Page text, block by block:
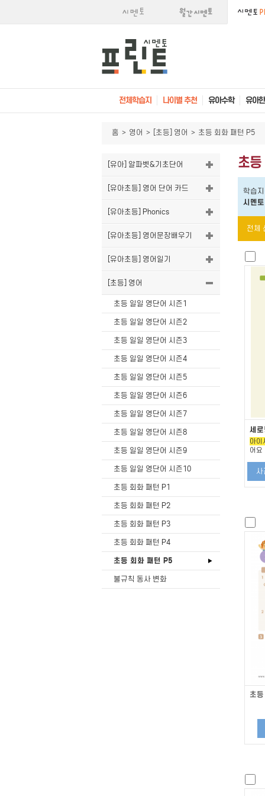
전체학습지 나이별 추천 유아수학 유아
홈 > 영어 > [초등] 영어 > 초등 회화 패턴 P5
[유아] 알파벳&기초단어
[유아초등] 영어 단어 카드
[유아초등] Phonics
[유아초등] 영어문장배우기
[유아초등] 영어일기
[초등] 영어
초등 일일 영단어 시즌1
초등 일일 영단어 시즌2
초등 일일 영단어 시즌3
초등 일일 영단어 시즌4
초등 일일 영단어 시즌5
초등 일일 영단어 시즌6
초등 일일 영단어 시즌7
초등 일일 영단어 시즌8
초등 일일 영단어 시즌9
초등 일일 영단어 시즌10
초등 회화 패턴 P1
초등 회화 패턴 P2
초등 회화 패턴 P3
초등 회화 패턴 P4
초등 회화 패턴 P5
불규칙 동사 변화
초
학습
시멘
전체
세
아이
어요
사
초